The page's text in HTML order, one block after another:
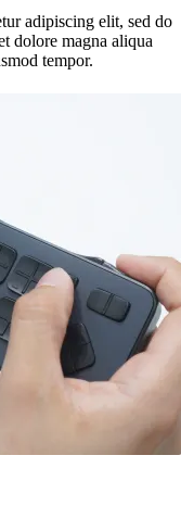
adipiscing elit, sed do
dolore magna aliqua
tempor.